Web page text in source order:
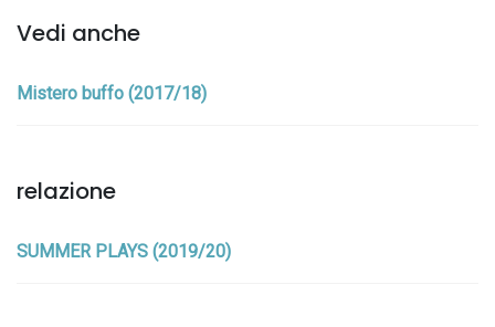
Vedi anche
Mistero buffo (2017/18)
relazione
SUMMER PLAYS (2019/20)